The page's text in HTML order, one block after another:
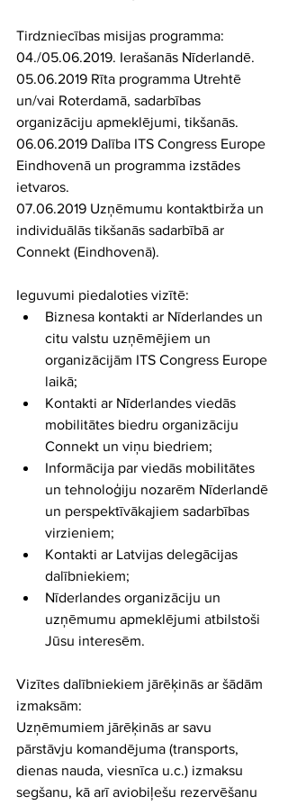
Tirdzniecības misijas programma:
04./05.06.2019. Ierašanās Nīderlandē.
05.06.2019 Rīta programma Utrehtē
un/vai Roterdamā, sadarbības
organizāciju apmeklējumi, tikšanās.
06.06.2019 Dalība ITS Congress Europe
Eindhovenā un programma izstādes
ietvaros.
07.06.2019 Uzņēmumu kontaktbirža un
individuālās tikšanās sadarbībā ar
Connekt (Eindhovenā).
Ieguvumi piedaloties vizītē:
Biznesa kontakti ar Nīderlandes un
citu valstu uzņēmējiem un
organizācijām ITS Congress Europe
laikā;
Kontakti ar Nīderlandes viedās
mobilitātes biedru organizāciju
Connekt un viņu biedriem;
Informācija par viedās mobilitātes
un tehnoloģiju nozarēm Nīderlandē
un perspektīvākajiem sadarbības
virzieniem;
Kontakti ar Latvijas delegācijas
dalībniekiem;
Nīderlandes organizāciju un
uzņēmumu apmeklējumi atbilstoši
Jūsu interesēm.
Vizītes dalībniekiem jārēķinās ar šādām
izmaksām:
Uzņēmumiem jārēķinās ar savu
pārstāvju komandējuma (transports,
dienas nauda, viesnīca u.c.) izmaksu
segšanu, kā arī aviobiļešu rezervēšanu